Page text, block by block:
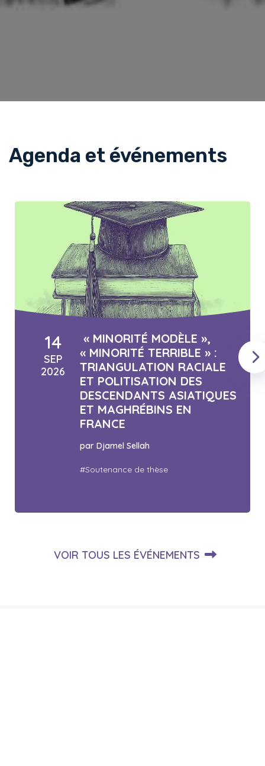
Agenda et événements
14
SEP
2026
« MINORITÉ MODÈLE »,
« MINORITÉ TERRIBLE » :
TRIANGULATION RACIALE
ET POLITISATION DES
DESCENDANTS ASIATIQUES
ET MAGHRÉBINS EN
FRANCE
par Djamel Sellah
#Soutenance de thèse
VOIR TOUS LES ÉVÉNEMENTS